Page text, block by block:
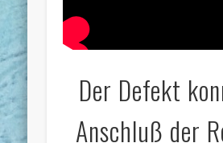
Der Defekt
Anschluß der